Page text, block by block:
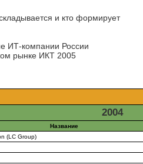
и кто формирует
ИТ-компании России
рынке ИКТ 2005
2004
Название
(LC Group)